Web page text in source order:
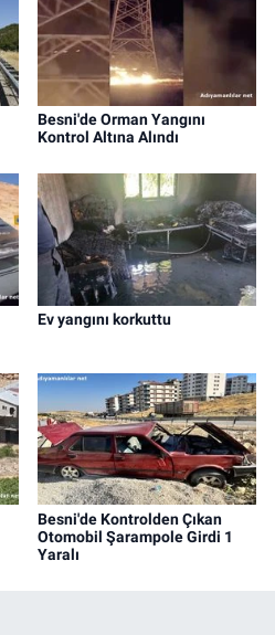
Besni'de Orman Yangını
Kontrol Altına Alındı
Ev yangını korkuttu
Besni'de Kontrolden Çıkan
Otomobil Şarampole Girdi 1
Yaralı